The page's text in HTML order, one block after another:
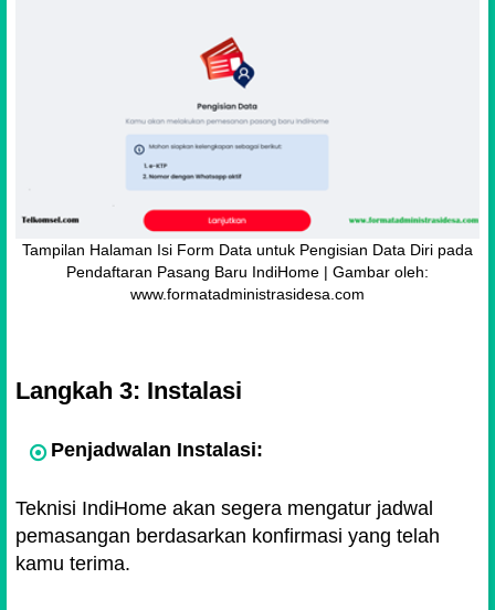
Tampilan Halaman Isi Form Data untuk Pengisian Data Diri pada
Pendaftaran Pasang Baru IndiHome | Gambar oleh:
www.formatadministrasidesa.com
Langkah 3: Instalasi
Penjadwalan Instalasi:
Teknisi IndiHome akan segera mengatur jadwal
pemasangan berdasarkan konfirmasi yang telah
kamu terima.